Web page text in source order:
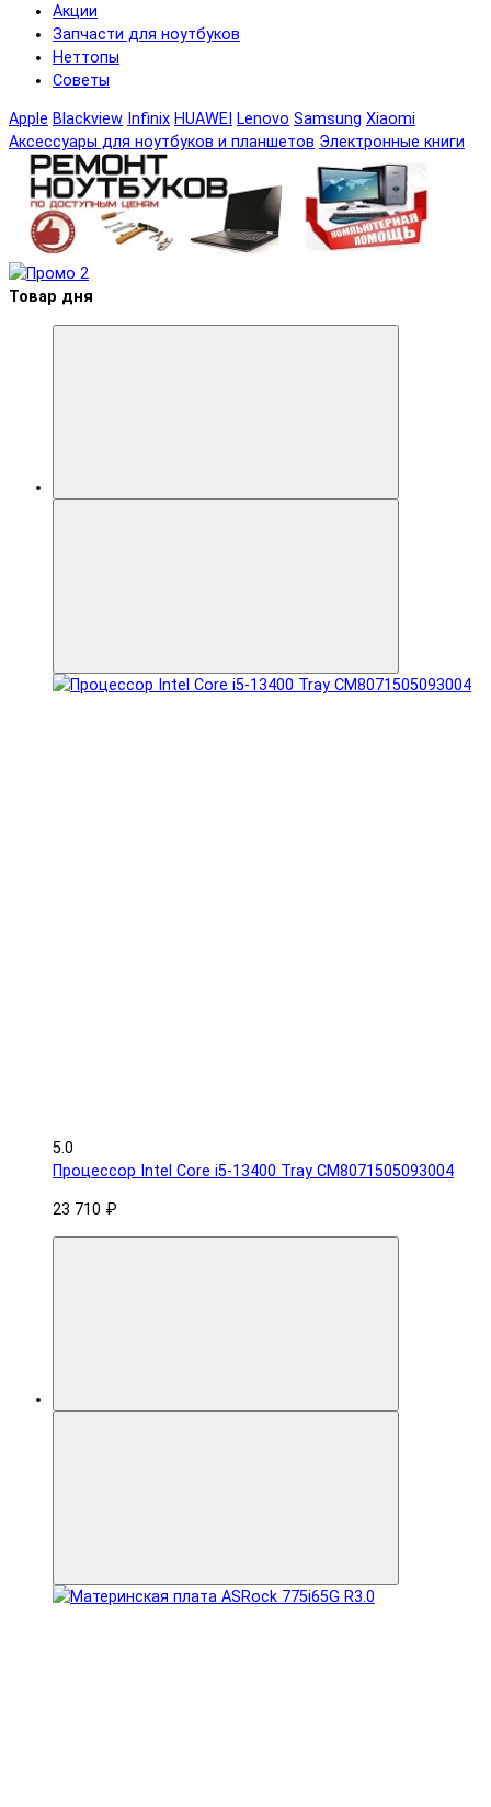
Акции
Запчасти для ноутбуков
Неттопы
Советы
Apple Blackview Infinix HUAWEI Lenovo Samsung Xiaomi
Аксессуары для ноутбуков и планшетов Электронные книги
Товар дня
5.0
Процессор Intel Core i5-13400 Tray CM8071505093004
23 710 ₽